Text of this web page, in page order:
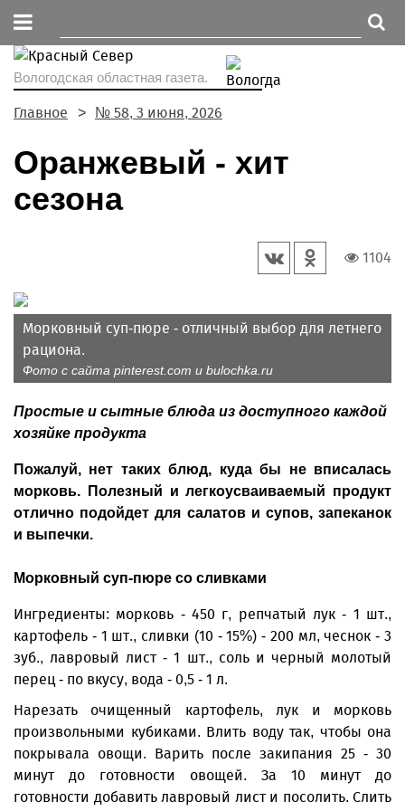
Вологодская областная газета.
Главное № 58, 3 июня, 2026
Оранжевый - хит
сезона
1104
Морковный суп-пюре - отличный выбор для летнего
рациона.
Фото с сайта pinterest.com и bulochka.ru
Простые и сытные блюда из доступного каждой
хозяйке продукта
Пожалуй, нет таких блюд, куда бы не вписалась
морковь. Полезный и легкоусваиваемый продукт
отлично подойдет для салатов и супов, запеканок
и выпечки.
Морковный суп-пюре со сливками
Ингредиенты: морковь - 450 г, репчатый лук - 1 шт.,
картофель - 1 шт., сливки (10 - 15%) - 200 мл, чеснок - 3
зуб., лавровый лист - 1 шт., соль и черный молотый
перец - по вкусу, вода - 0,5 - 1 л.
Нарезать очищенный картофель, лук и морковь
произвольными кубиками. Влить воду так, чтобы она
покрывала овощи. Варить после закипания 25 - 30
минут до готовности овощей. За 10 минут до
готовности добавить лавровый лист и посолить. Слить